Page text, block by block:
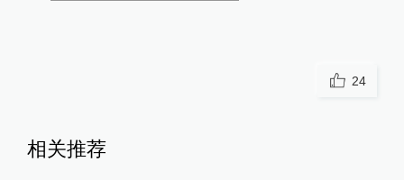
24
相关推荐